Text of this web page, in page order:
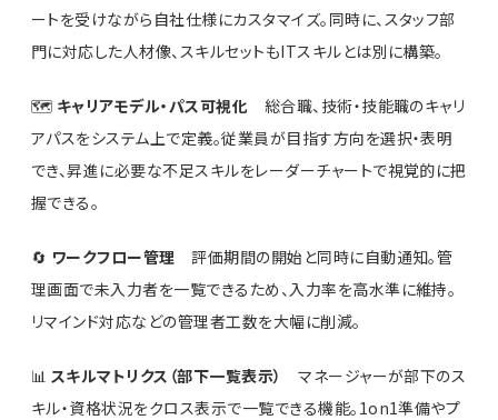
ートを受けながら自社仕様にカスタマイズ。同時に、スタッフ部
門に対応した人材像、スキルセットもITスキルとは別に構築。
🗺️ キャリアモデル・パス可視化 総合職、技術・技能職のキャリ
アパスをシステム上で定義。従業員が目指す方向を選択・表明
でき、昇進に必要な不足スキルをレーダーチャートで視覚的に把
握できる。
🔄 ワークフロー管理 評価期間の開始と同時に自動通知。管
理画面で未入力者を一覧できるため、入力率を高水準に維持。
リマインド対応などの管理者工数を大幅に削減。
📊 スキルマトリクス（部下一覧表示）
マネージャーが部下のス
キル・資格状況をクロス表示で一覧できる機能。1on1準備やプ